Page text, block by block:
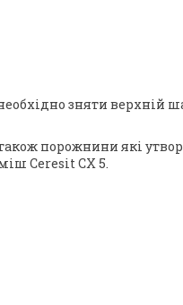
зняти верхній
порожнини які
Ceresit CX 5.